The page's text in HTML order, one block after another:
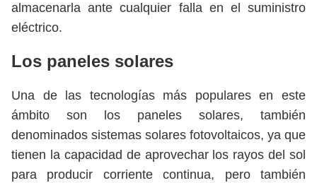
almacenarla ante cualquier falla en el suministro
eléctrico.
Los paneles solares
Una de las tecnologías más populares en este
ámbito son los paneles solares, también
denominados sistemas solares fotovoltaicos, ya que
tienen la capacidad de aprovechar los rayos del sol
para producir corriente continua, pero también